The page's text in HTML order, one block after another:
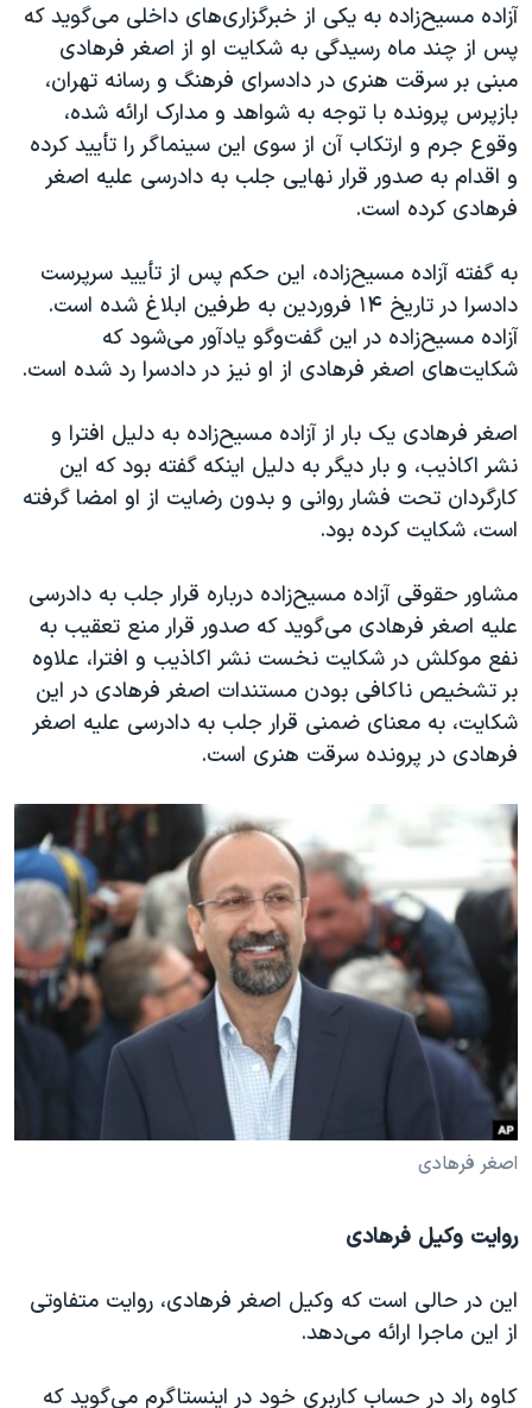
آزاده مسیح‌زاده به یکی از خبرگزاری‌های داخلی می‌گوید که
پس از چند ماه رسیدگی به شکایت او از اصغر فرهادی
مبنی بر سرقت هنری در دادسرای فرهنگ و رسانه تهران،
بازپرس پرونده با توجه به شواهد و مدارک ارائه شده،
وقوع جرم و ارتکاب آن از سوی این سینماگر را تأیید کرده
و اقدام به صدور قرار نهایی جلب به دادرسی علیه اصغر
فرهادی کرده است.
به گفته آزاده مسیح‌زاده، این حکم پس از تأیید سرپرست
دادسرا در تاریخ ۱۴ فروردین به طرفین ابلاغ شده است.
آزاده مسیح‌زاده در این گفت‌وگو یادآور می‌شود که
شکایت‌های اصغر فرهادی از او نیز در دادسرا رد شده است.
اصغر فرهادی یک‌ بار از آزاده مسیح‌زاده به دلیل افترا و
نشر اکاذیب، و بار دیگر به دلیل اینکه گفته بود که این
کارگردان تحت فشار روانی و بدون رضایت از او امضا گرفته
است، شکایت کرده بود.
مشاور حقوقی آزاده مسیح‌زاده درباره قرار جلب به دادرسی
علیه اصغر فرهادی می‌گوید که صدور قرار منع تعقیب به
نفع موکلش در شکایت نخست نشر اکاذیب و افترا، علاوه
بر تشخیص ناکافی بودن مستندات اصغر فرهادی در این‌
شکایت، به معنای ضمنی قرار جلب به دادرسی علیه اصغر
فرهادی در پرونده سرقت هنری است.
اصغر فرهادی
روایت وکیل فرهادی
این در حالی است که وکیل اصغر فرهادی، روایت متفاوتی
از این ماجرا ارائه می‌دهد.
کاوه راد در حساب کاربری خود در اینستاگرم می‌گوید که